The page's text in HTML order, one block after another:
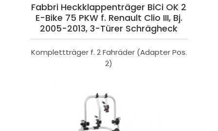
Fabbri Heckklappenträger BiCi OK 2
E-Bike 75 PKW f. Renault Clio III, Bj.
2005-2013, 3-Türer Schrägheck
Komplettträger f. 2 Fahräder (Adapter Pos.
2)